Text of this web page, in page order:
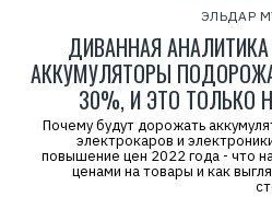
ЭЛЬДАР
ДИВАННАЯ
АККУМУЛЯТОРЫ
30%, И ЭТО ТОЛЬКО
Почему будут дорожать
электрокаров и
повышение цен 2022 года - что
ценами на товары и как